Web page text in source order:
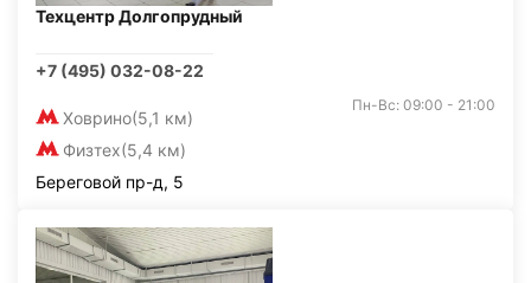
Техцентр Долгопрудный
+7 (495) 032-08-22
Ховрино(5,1 км)
Физтех(5,4 км)
Пн-Вс: 09:00 - 21:00
Береговой пр-д, 5